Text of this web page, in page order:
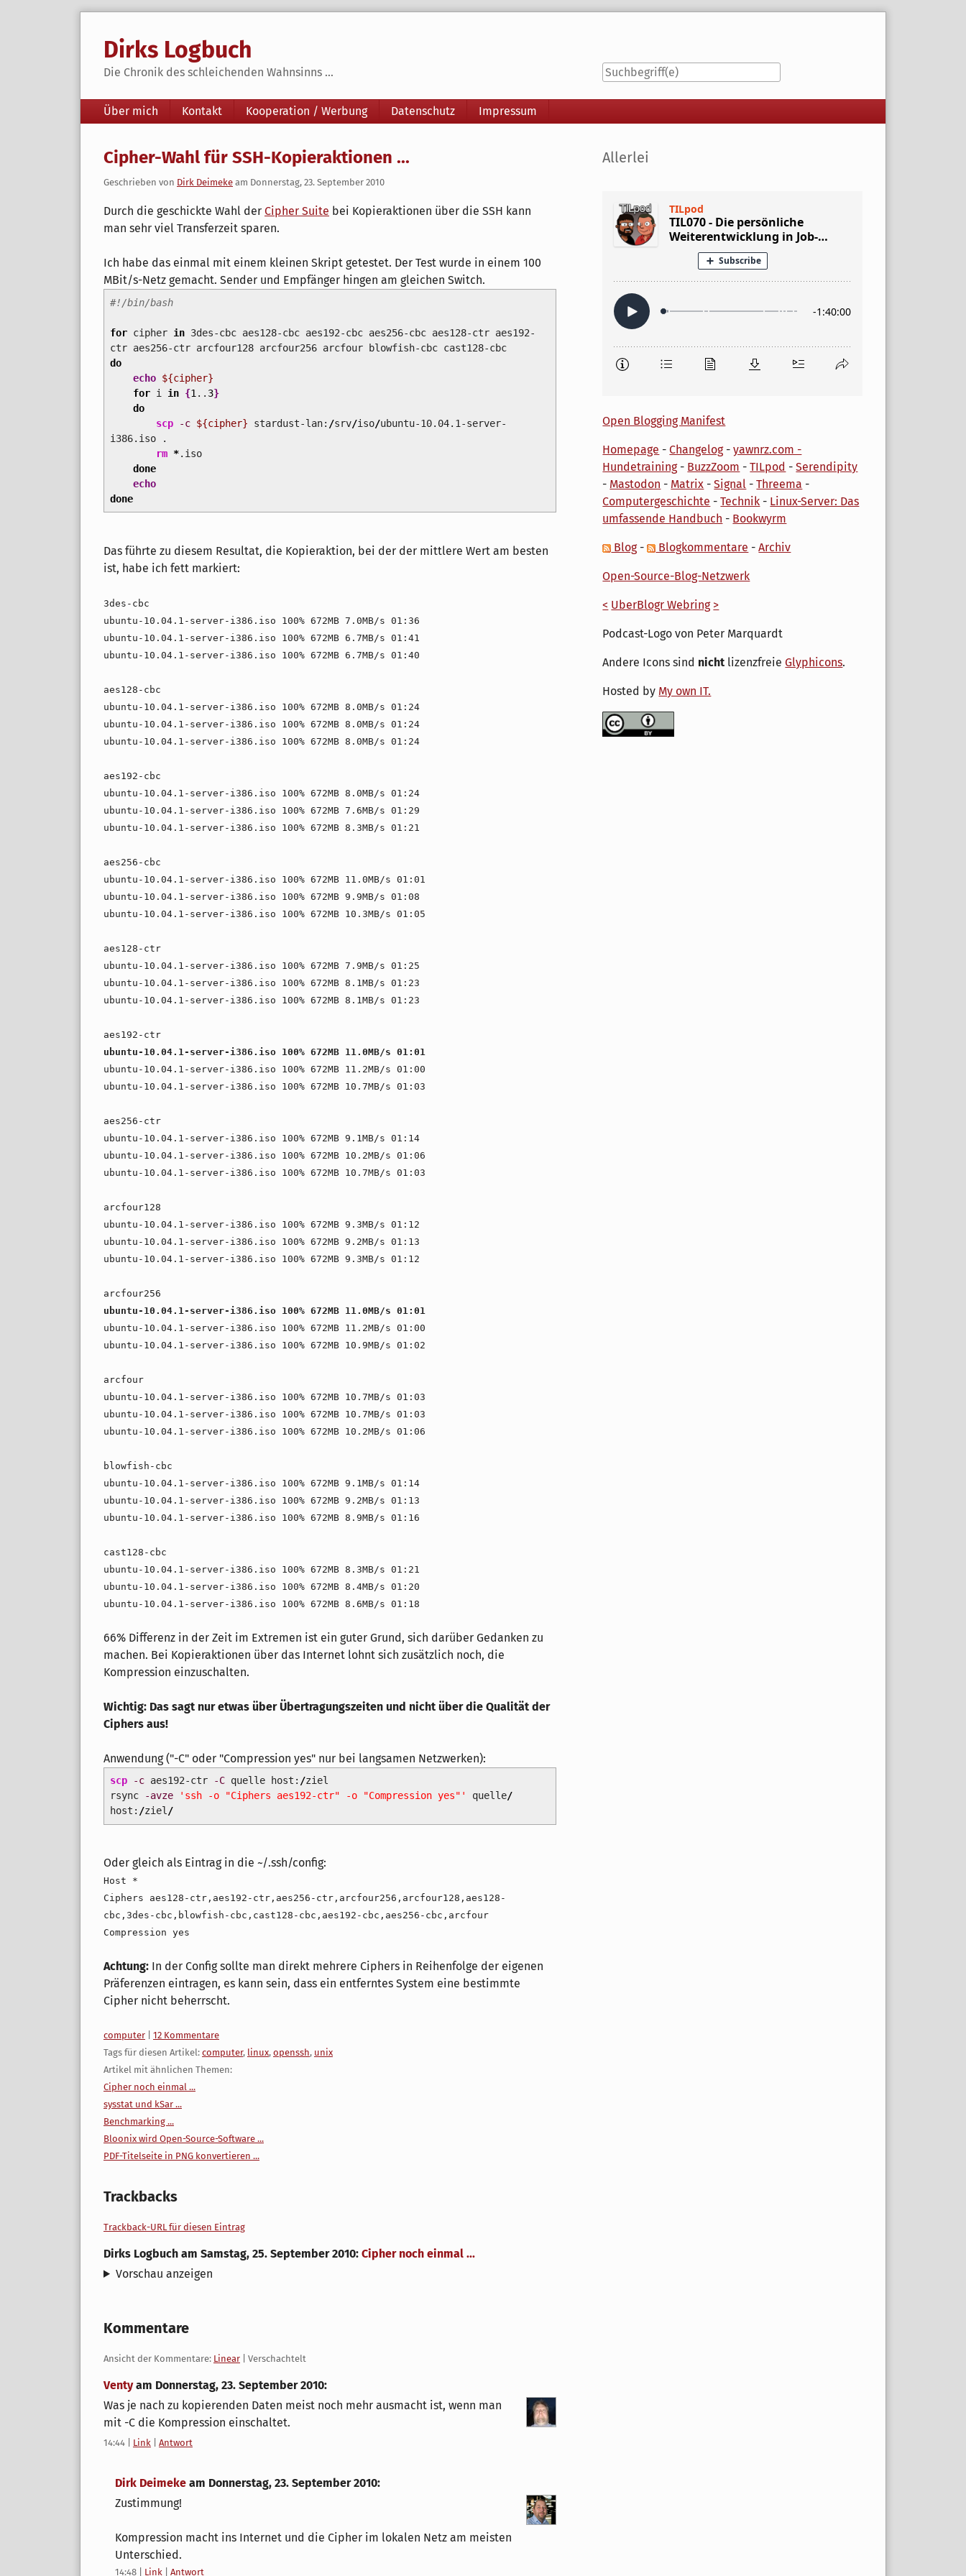
Dirks Logbuch
Die Chronik des schleichenden Wahnsinns ...
Navigation
Über mich Kontakt Kooperation / Werbung Datenschutz Impressum
Cipher-Wahl für SSH-Kopieraktionen ...
Geschrieben von Dirk Deimeke am Donnerstag, 23. September 2010
Durch die geschickte Wahl der Cipher Suite bei Kopieraktionen über die SSH kann
man sehr viel Transferzeit sparen.
Ich habe das einmal mit einem kleinen Skript getestet. Der Test wurde in einem 100
MBit/s-Netz gemacht. Sender und Empfänger hingen am gleichen Switch.
#!/bin/bash
forcipher in3des-cbc aes128-cbc aes192-cbc aes256-cbc aes128-ctr aes192-
ctr aes256-ctr arcfour128 arcfour256 arcfour blowfish-cbc cast128-cbc
do
echo ${cipher}
fori in {1 .. 3}
do
scp
-c ${cipher} stardust-lan: /srv/iso/ubuntu-10.04.1-server-
i386.iso .
rm *.iso
done
echo
done
Das führte zu diesem Resultat, die Kopieraktion, bei der der mittlere Wert am besten
ist, habe ich fett markiert:
3des-cbc
ubuntu-10.04.1-server-i386.iso 100% 672MB 7.0MB/s 01:36
ubuntu-10.04.1-server-i386.iso 100% 672MB 6.7MB/s 01:41
ubuntu-10.04.1-server-i386.iso 100% 672MB 6.7MB/s 01:40
aes128-cbc
ubuntu-10.04.1-server-i386.iso 100% 672MB 8.0MB/s 01:24
ubuntu-10.04.1-server-i386.iso 100% 672MB 8.0MB/s 01:24
ubuntu-10.04.1-server-i386.iso 100% 672MB 8.0MB/s 01:24
aes192-cbc
ubuntu-10.04.1-server-i386.iso 100% 672MB 8.0MB/s 01:24
ubuntu-10.04.1-server-i386.iso 100% 672MB 7.6MB/s 01:29
ubuntu-10.04.1-server-i386.iso 100% 672MB 8.3MB/s 01:21
aes256-cbc
ubuntu-10.04.1-server-i386.iso 100% 672MB 11.0MB/s 01:01
ubuntu-10.04.1-server-i386.iso 100% 672MB 9.9MB/s 01:08
ubuntu-10.04.1-server-i386.iso 100% 672MB 10.3MB/s 01:05
aes128-ctr
ubuntu-10.04.1-server-i386.iso 100% 672MB 7.9MB/s 01:25
ubuntu-10.04.1-server-i386.iso 100% 672MB 8.1MB/s 01:23
ubuntu-10.04.1-server-i386.iso 100% 672MB 8.1MB/s 01:23
aes192-ctr
ubuntu-10.04.1-server-i386.iso 100% 672MB 11.0MB/s 01:01
ubuntu-10.04.1-server-i386.iso 100% 672MB 11.2MB/s 01:00
ubuntu-10.04.1-server-i386.iso 100% 672MB 10.7MB/s 01:03
aes256-ctr
ubuntu-10.04.1-server-i386.iso 100% 672MB 9.1MB/s 01:14
ubuntu-10.04.1-server-i386.iso 100% 672MB 10.2MB/s 01:06
ubuntu-10.04.1-server-i386.iso 100% 672MB 10.7MB/s 01:03
arcfour128
ubuntu-10.04.1-server-i386.iso 100% 672MB 9.3MB/s 01:12
ubuntu-10.04.1-server-i386.iso 100% 672MB 9.2MB/s 01:13
ubuntu-10.04.1-server-i386.iso 100% 672MB 9.3MB/s 01:12
arcfour256
ubuntu-10.04.1-server-i386.iso 100% 672MB 11.0MB/s 01:01
ubuntu-10.04.1-server-i386.iso 100% 672MB 11.2MB/s 01:00
ubuntu-10.04.1-server-i386.iso 100% 672MB 10.9MB/s 01:02
arcfour
ubuntu-10.04.1-server-i386.iso 100% 672MB 10.7MB/s 01:03
ubuntu-10.04.1-server-i386.iso 100% 672MB 10.7MB/s 01:03
ubuntu-10.04.1-server-i386.iso 100% 672MB 10.2MB/s 01:06
blowfish-cbc
ubuntu-10.04.1-server-i386.iso 100% 672MB 9.1MB/s 01:14
ubuntu-10.04.1-server-i386.iso 100% 672MB 9.2MB/s 01:13
ubuntu-10.04.1-server-i386.iso 100% 672MB 8.9MB/s 01:16
cast128-cbc
ubuntu-10.04.1-server-i386.iso 100% 672MB 8.3MB/s 01:21
ubuntu-10.04.1-server-i386.iso 100% 672MB 8.4MB/s 01:20
ubuntu-10.04.1-server-i386.iso 100% 672MB 8.6MB/s 01:18
66% Differenz in der Zeit im Extremen ist ein guter Grund, sich darüber Gedanken zu
machen. Bei Kopieraktionen über das Internet lohnt sich zusätzlich noch, die
Kompression einzuschalten.
Wichtig: Das sagt nur etwas über Übertragungszeiten und nicht über die Qualität der
Ciphers aus!
Anwendung ("-C" oder "Compression yes" nur bei langsamen Netzwerken):
scp -caes192-ctr -Cquelle host: /ziel
rsync
-avze 'ssh -o "Ciphers aes192-ctr" -o "Compression yes"' quelle/
host: /ziel /
Oder gleich als Eintrag in die ~/.ssh/config:
Host *
Ciphers aes128-ctr,aes192-ctr,aes256-ctr,arcfour256,arcfour128,aes128-
cbc,3des-cbc,blowfish-cbc,cast128-cbc,aes192-cbc,aes256-cbc,arcfour
Compression yes
Achtung: In der Config sollte man direkt mehrere Ciphers in Reihenfolge der eigenen
Präferenzen eintragen, es kann sein, dass ein entferntes System eine bestimmte
Cipher nicht beherrscht.
Kategorien:
computer
12 Kommentare
Tags für diesen Artikel: computer, linux, openssh, unix
Artikel mit ähnlichen Themen:
Cipher noch einmal ...
sysstat und kSar ...
Benchmarking ...
Bloonix wird Open-Source-Software ...
PDF-Titelseite in PNG konvertieren ...
Trackbacks
Trackback-URL für diesen Eintrag
Dirks Logbuch am Samstag, 25. September 2010: Cipher noch einmal ...
Vorschau anzeigen
Kommentare
Ansicht der Kommentare: Linear | Verschachtelt
Ventyam Donnerstag, 23. September 2010:
Was je nach zu kopierenden Daten meist noch mehr ausmacht ist, wenn man
mit -C die Kompression einschaltet.
14:44 Link Antwort
Dirk Deimeke am Donnerstag, 23. September 2010:
Zustimmung!
Kompression macht ins Internet und die Cipher im lokalen Netz am meisten
Unterschied.
14:48 Link Antwort
Seitenleiste
Allerlei
Open Blogging Manifest
Homepage -Changelog-yawnrz.com -
Hundetraining- BuzzZoom -TILpod -Serendipity
- Mastodon - Matrix -Signal -Threema -
Computergeschichte -Technik - Linux-Server: Das
umfassende Handbuch - Bookwyrm
Blog- Blogkommentare -Archiv
Open-Source-Blog-Netzwerk
< UberBlogr Webring >
Podcast-Logo von Peter Marquardt
Andere Icons sind nicht lizenzfreieGlyphicons.
Hosted by My own IT.